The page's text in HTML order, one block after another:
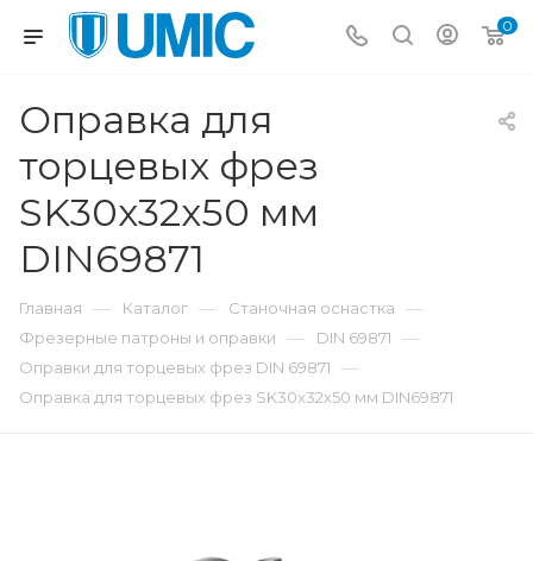
0
Оправка для
торцевых фрез
SK30x32x50 мм
DIN69871
Главная — Каталог — Станочная оснастка —
Фрезерные патроны и оправки — DIN 69871 —
Оправки для торцевых фрез DIN 69871 —
Оправка для торцевых фрез SK30x32x50 мм DIN69871